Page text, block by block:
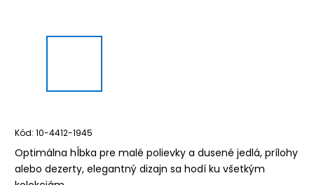
Kód: 10-4412-1945
Optimálna hĺbka pre malé polievky a dusené jedlá, prílohy
alebo dezerty, elegantný dizajn sa hodí ku všetkým